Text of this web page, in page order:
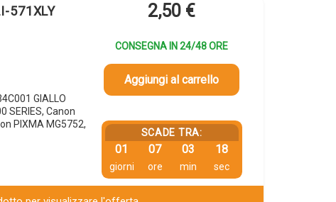
571XLY
GIALLO
SERIES, Canon
PIXMA MG5752,
2,50 €
CONSEGNA IN 24/48 ORE
Aggiungi al carrello
SCADE TRA:
01
giorni
07
ore
03
min
17
sec